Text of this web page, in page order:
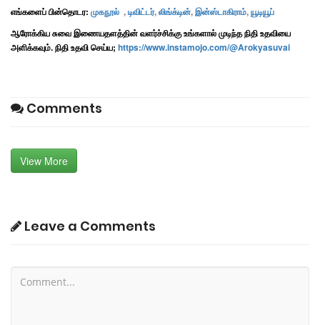
எங்களைப் பின்தொடர: முகநூல் ,டிவிட்டர்,லிங்க்டின்,இன்ஸ்டாகிராம்,யூடியூப்
ஆரோக்கிய சுவை இணையதளத்தின் வளர்ச்சிக்கு உங்களால் முடிந்த நிதி உதவியை
அளிக்கவும். நிதி உதவி செய்ய; https://www.instamojo.com/@Arokyasuvai
Comments
View More
Leave a Comments